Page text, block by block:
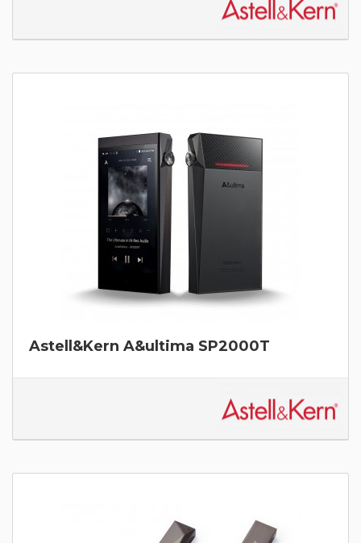
Astell&Kern A&ultima SP2000T